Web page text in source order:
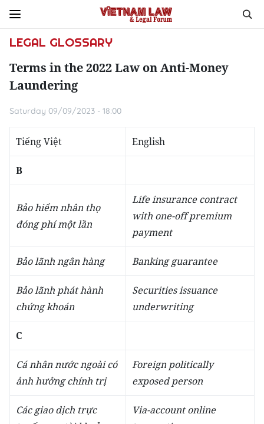
LEGAL GLOSSARY
Terms in the 2022 Law on Anti-Money
Laundering
Saturday 09/09/2023 - 18:00
Tiếng Việt English
B
Bảo hiểm nhân thọ
đóng phí một lần
Life insurance contract
with one-offpremium
payment
Bảo lãnh ngân hàng Banking guarantee
Bảo lãnh phát hành
chứng khoán
Securities issuance
underwriting
C
Cá nhân nước ngoài có
ảnh hưởng chính trị
Foreign politically
exposed person
Các giao dịch trực
Via-account online